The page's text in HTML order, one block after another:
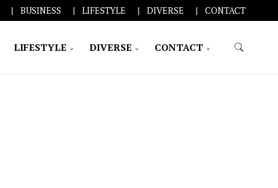
BUSINESS LIFESTYLE DIVERSE CONTACT
LIFESTYLE DIVERSE CONTACT